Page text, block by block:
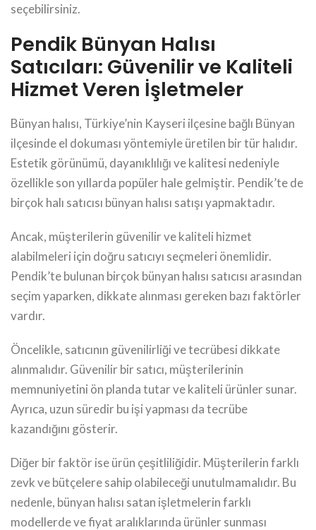
seçebilirsiniz.
Pendik Bünyan Halısı
Satıcıları: Güvenilir ve Kaliteli
Hizmet Veren İşletmeler
Bünyan halısı, Türkiye’nin Kayseri ilçesine bağlı Bünyan
ilçesinde el dokuması yöntemiyle üretilen bir tür halıdır.
Estetik görünümü, dayanıklılığı ve kalitesi nedeniyle
özellikle son yıllarda popüler hale gelmiştir. Pendik’te de
birçok halı satıcısı bünyan halısı satışı yapmaktadır.
Ancak, müşterilerin güvenilir ve kaliteli hizmet
alabilmeleri için doğru satıcıyı seçmeleri önemlidir.
Pendik’te bulunan birçok bünyan halısı satıcısı arasından
seçim yaparken, dikkate alınması gereken bazı faktörler
vardır.
Öncelikle, satıcının güvenilirliği ve tecrübesi dikkate
alınmalıdır. Güvenilir bir satıcı, müşterilerinin
memnuniyetini ön planda tutar ve kaliteli ürünler sunar.
Ayrıca, uzun süredir bu işi yapması da tecrübe
kazandığını gösterir.
Diğer bir faktör ise ürün çeşitliliğidir. Müşterilerin farklı
zevk ve bütçelere sahip olabileceği unutulmamalıdır. Bu
nedenle, bünyan halısı satan işletmelerin farklı
modellerde ve fiyat aralıklarında ürünler sunması